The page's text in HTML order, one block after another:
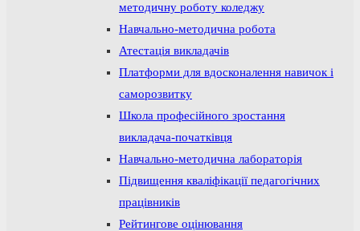
методичну роботу коледжу
Навчально-методична робота
Атестація викладачів
Платформи для вдосконалення навичок і
саморозвитку
Школа професійного зростання
викладача-початківця
Навчально-методична лабораторія
Підвищення кваліфікації педагогічних
працівників
Рейтингове оцінювання